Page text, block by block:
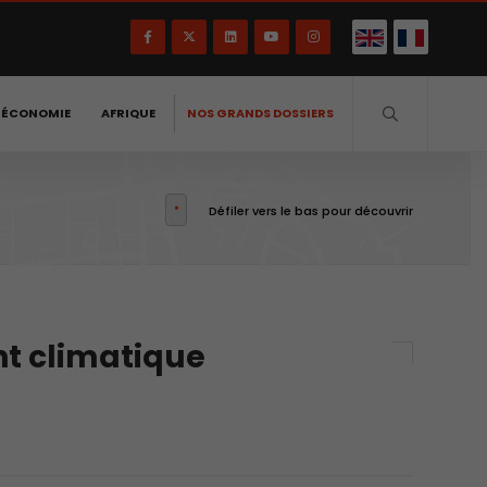
AFRIQUE NOS GRANDS DOSSIERS
Défiler vers le bas pour découvrir
climatique